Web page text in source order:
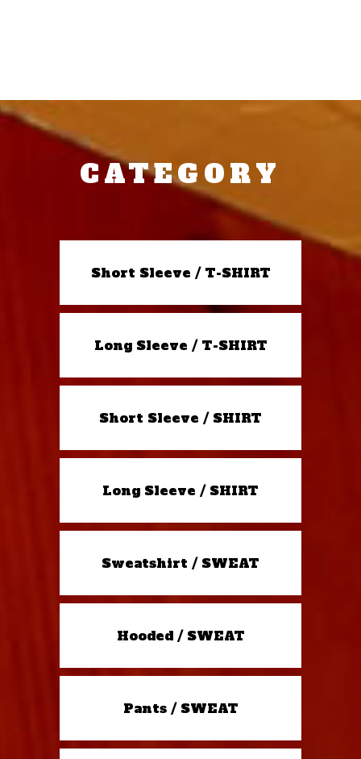
CATEGORY
Short Sleeve / T-SHIRT
Long Sleeve / T-SHIRT
Short Sleeve / SHIRT
Long Sleeve / SHIRT
Sweatshirt / SWEAT
Hooded / SWEAT
Pants / SWEAT